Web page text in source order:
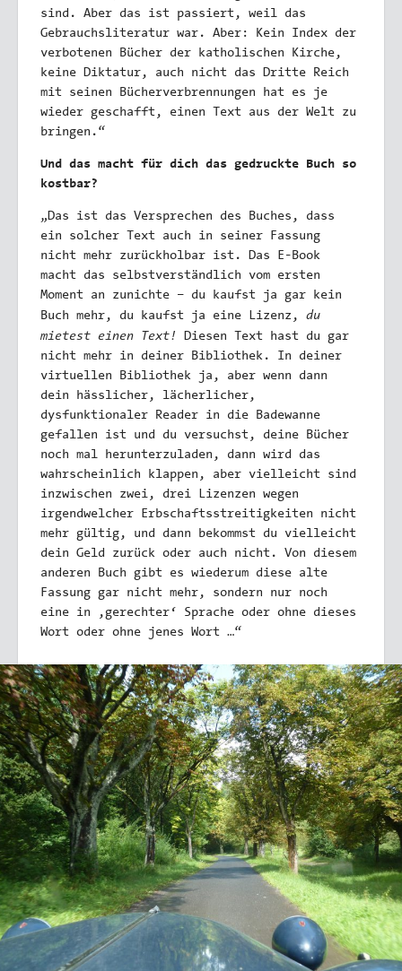
sind. Aber das ist passiert, weil das
Gebrauchsliteratur war. Aber: Kein Index der
verbotenen Bücher der katholischen Kirche,
keine Diktatur, auch nicht das Dritte Reich
mit seinen Bücherverbrennungen hat es je
wieder geschafft, einen Text aus der Welt zu
bringen.“
Und das macht für dich das gedruckte Buch so
kostbar?
„Das ist das Versprechen des Buches, dass
ein solcher Text auch in seiner Fassung
nicht mehr zurückholbar ist. Das E-Book
macht das selbstverständlich vom ersten
Moment an zunichte – du kaufst ja gar kein
Buch mehr, du kaufst ja eine Lizenz, du
mietest einen Text!
Diesen Text hast du gar
nicht mehr in deiner Bibliothek. In deiner
virtuellen Bibliothek ja, aber wenn dann
dein hässlicher, lächerlicher,
dysfunktionaler Reader in die Badewanne
gefallen ist und du versuchst, deine Bücher
noch mal herunterzuladen, dann wird das
wahrscheinlich klappen, aber vielleicht sind
inzwischen zwei, drei Lizenzen wegen
irgendwelcher Erbschaftsstreitigkeiten nicht
mehr gültig, und dann bekommst du vielleicht
dein Geld zurück oder auch nicht. Von diesem
anderen Buch gibt es wiederum diese alte
Fassung gar nicht mehr, sondern nur noch
eine in ,gerechter‘ Sprache oder ohne dieses
Wort oder ohne jenes Wort …“